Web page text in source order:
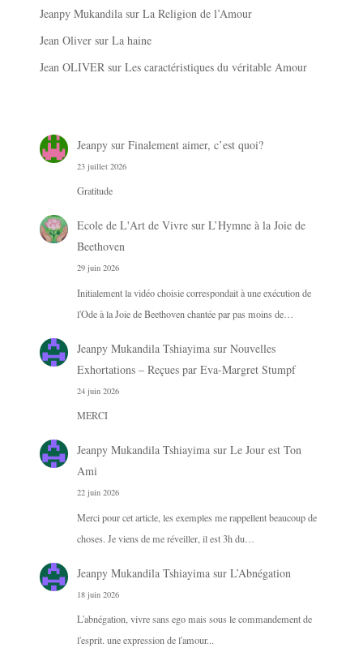
Jeanpy Mukandila surLa Religion de l’Amour
Jean Oliver surLa haine
Jean OLIVER surLes caractéristiques du véritable Amour
Jeanpysur Finalement aimer, c’est quoi?
23 juillet 2026
Gratitude
Ecole de L'Art de Vivresur L’Hymne à la Joie de
Beethoven
29 juin 2026
Initialement la vidéo choisie correspondait à une exécution de
l'Ode à la Joie de Beethoven chantée par pas moins de…
Jeanpy Mukandila Tshiayimasur Nouvelles
Exhortations – Reçues par Eva-Margret Stumpf
24 juin 2026
MERCI
Jeanpy Mukandila Tshiayimasur Le Jour est Ton
Ami
22 juin 2026
Merci pour cet article, les exemples me rappellent beaucoup de
choses. Je viens de me réveiller, il est 3h du…
Jeanpy Mukandila Tshiayimasur L’Abnégation
18 juin 2026
L'abnégation, vivre sans ego mais sous le commandement de
l'esprit. une expression de l'amour...